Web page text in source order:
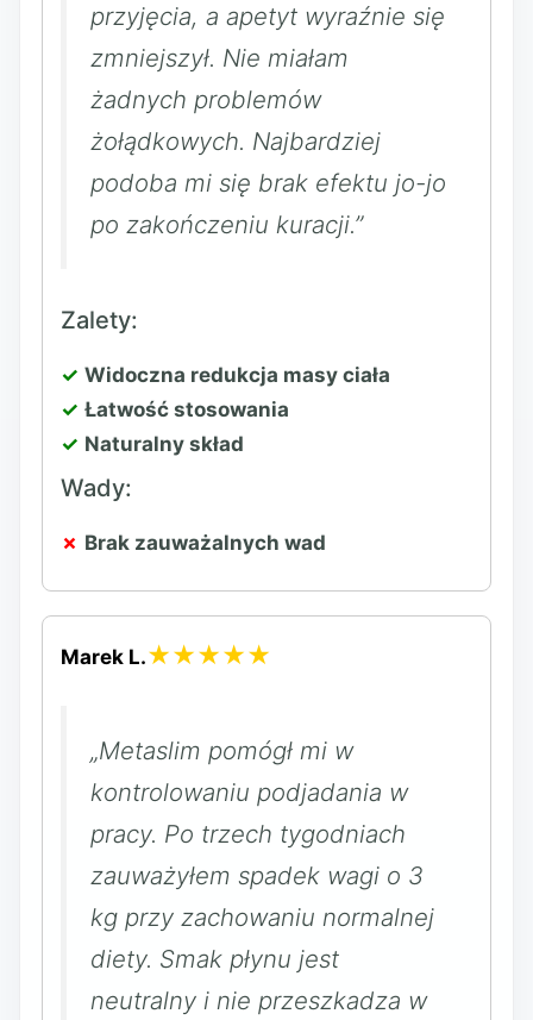
przyjęcia, a apetyt wyraźnie się
zmniejszył. Nie miałam
żadnych problemów
żołądkowych. Najbardziej
podoba mi się brak efektu jo-jo
po zakończeniu kuracji.”
Zalety:
Widoczna redukcja masy ciała
Łatwość stosowania
Naturalny skład
Wady:
Brak zauważalnych wad
Marek L.★★★★★
„Metaslim pomógł mi w
kontrolowaniu podjadania w
pracy. Po trzech tygodniach
zauważyłem spadek wagi o 3
kg przy zachowaniu normalnej
diety. Smak płynu jest
neutralny i nie przeszkadza w